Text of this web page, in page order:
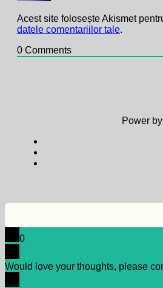
Acest site folosește Akismet
datele comentariilor tale.
0 Comments
Power
0
Would love your thoughts, please